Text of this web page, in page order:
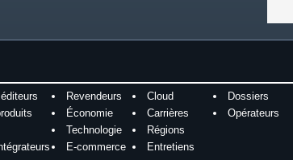
Revendeurs Cloud
Dossiers
Économie Carrières
Opérateurs
Technologie
Régions
E-commerce Entretiens